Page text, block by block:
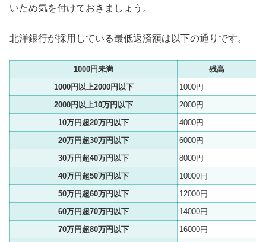
いため気を付けておきましょう。
北洋銀行が採用している最低返済額は以下の通りです。
1000円未満
残高
1000円以上2000円以下
1000円
2000円以上10万円以下
2000円
10万円超20万円以下
4000円
20万円超30万円以下
6000円
30万円超40万円以下
8000円
40万円超50万円以下
10000円
50万円超60万円以下
12000円
60万円超70万円以下
14000円
70万円超80万円以下
16000円